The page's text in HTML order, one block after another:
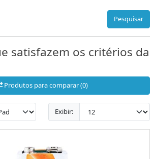
Pesquisar
satisfazem os critérios da
Produtos para comparar (0)
Exibir: